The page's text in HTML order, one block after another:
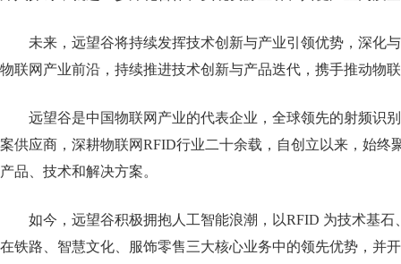
未来，远望谷将持续发挥技术创新与产业引领优势，深化
物联网产业前沿，持续推进技术创新与产品迭代，携手推动物
远望谷是中国物联网产业的代表企业，全球领先的射频识
案供应商，深耕物联网RFID行业二十余载，自创立以来，始终
产品、技术和解决方案。
如今，远望谷积极拥抱人工智能浪潮，以RFID 为技术基
在铁路、智慧文化、服饰零售三大核心业务中的领先优势，并